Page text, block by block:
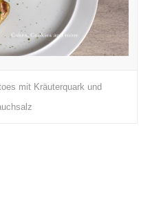
mit Kräuterquark und